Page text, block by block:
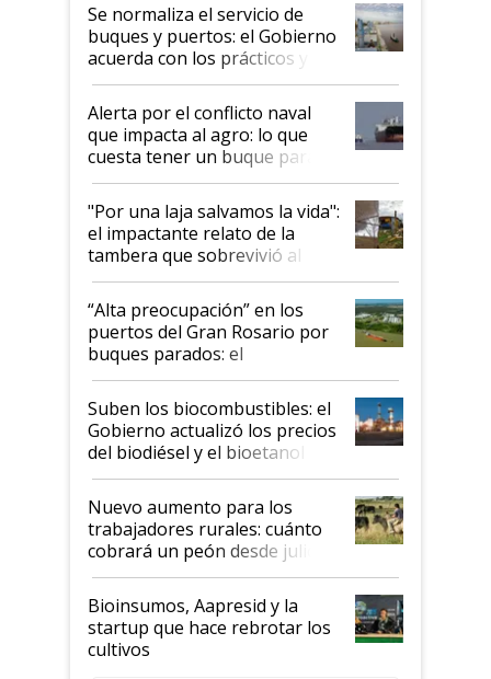
Se normaliza el servicio de
buques y puertos: el Gobierno
acuerda con los prácticos y
suspende el decreto de
desregulación
Alerta por el conflicto naval
que impacta al agro: lo que
cuesta tener un buque parado
y el peligro de que Argentina
pase a ser "país sucio"
"Por una laja salvamos la vida":
el impactante relato de la
tambera que sobrevivió al
tornado
“Alta preocupación” en los
puertos del Gran Rosario por
buques parados: el
funcionamiento de las
exportadoras en tensión tras
la medida de fuerza de los
prácticos
Suben los biocombustibles: el
Gobierno actualizó los precios
del biodiésel y el bioetanol
Nuevo aumento para los
trabajadores rurales: cuánto
cobrará un peón desde julio
Bioinsumos, Aapresid y la
startup que hace rebrotar los
cultivos